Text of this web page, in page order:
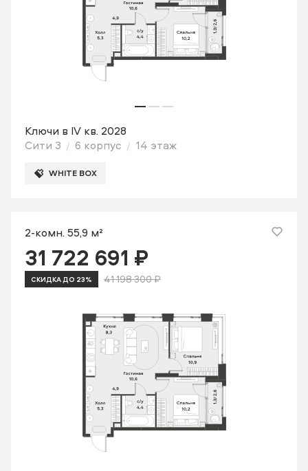
Ключи в IV кв. 2028
Сити 3
6 корпус 14 этаж
WHITE BOX
2-комн. 55,9 м²
31 722 691 ₽
СКИДКА ДО 23% 41 198 300 ₽